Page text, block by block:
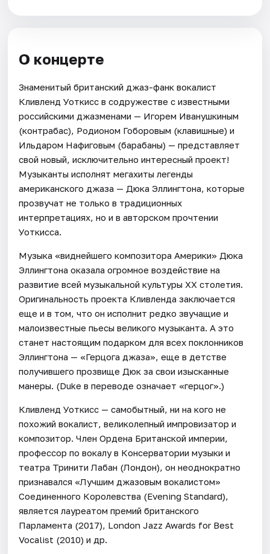
О концерте
Знаменитый британский джаз-фанк вокалист
Кливленд Уоткисс в содружестве с известными
российскими джазменами — Игорем Иванушкиным
(контрабас), Родионом Гоборовым (клавишные) и
Ильдаром Нафиговым (барабаны) — представляет
свой новый, исключительно интересный проект!
Музыканты исполнят мегахиты легенды
американского джаза — Дюка Эллингтона, которые
прозвучат не только в традиционных
интерпретациях, но и в авторском прочтении
Уоткисса.
Музыка «виднейшего композитора Америки» Дюка
Эллингтона оказала огромное воздействие на
развитие всей музыкальной культуры XX столетия.
Оригинальность проекта Кливленда заключается
еще и в том, что он исполнит редко звучащие и
малоизвестные пьесы великого музыканта. А это
станет настоящим подарком для всех поклонников
Эллингтона — «Герцога джаза», еще в детстве
получившего прозвище Дюк за свои изысканные
манеры. (Duke в переводе означает «герцог».)
Кливленд Уоткисс — самобытный, ни на кого не
похожий вокалист, великолепный импровизатор и
композитор. Член Ордена Британской империи,
профессор по вокалу в Консерватории музыки и
театра Тринити Лабан (Лондон), он неоднократно
признавался «Лучшим джазовым вокалистом»
Соединенного Королевства (Evening Standard),
является лауреатом премий британского
Парламента (2017), London Jazz Awards for Best
Vocalist (2010) и др.